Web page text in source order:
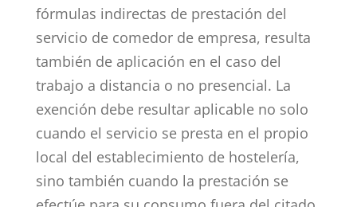
fórmulas indirectas de prestación del
servicio de comedor de empresa, resulta
también de aplicación en el caso del
trabajo a distancia o no presencial. La
exención debe resultar aplicable no solo
cuando el servicio se presta en el propio
local del establecimiento de hostelería,
sino también cuando la prestación se